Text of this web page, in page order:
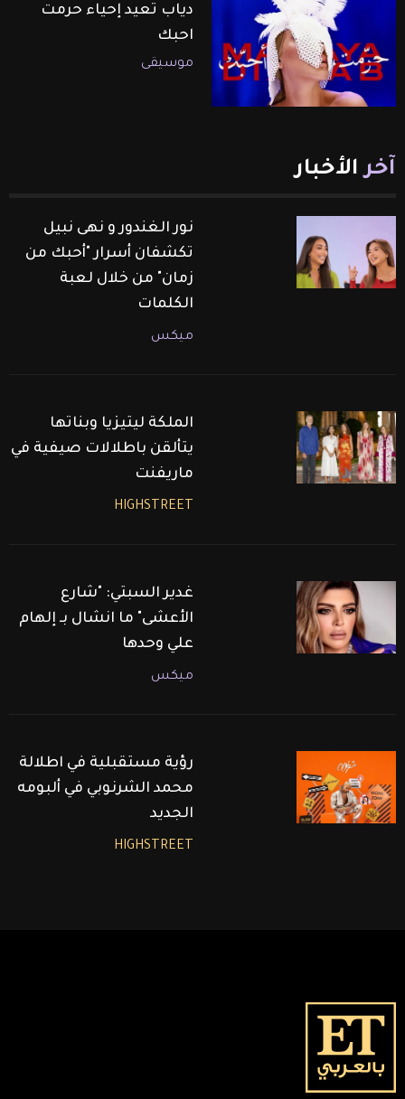
دياب تعيد إحياء حرمت
احبك
موسيقى
آخر الأخبار
نور الغندور و نهى نبيل
تكشفان أسرار "أحبك من
زمان" من خلال لعبة
الكلمات
ميكس
الملكة ليتيزيا وبناتها
يتألقن باطلالات صيفية في
ماريفنت
HIGHSTREET
غدير السبتي: "شارع
الأعشى" ما انشال بـ إلهام
علي وحدها
ميكس
رؤية مستقبلية في اطلالة
محمد الشرنوبي في ألبومه
الجديد
HIGHSTREET